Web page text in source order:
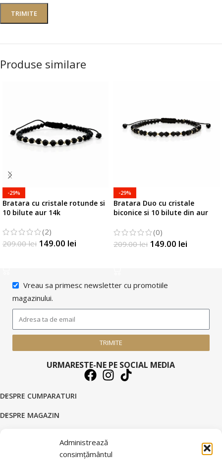
Administrează
consimțământul
Produse similare
-29%
Bratara cu cristale rotunde si
10 bilute aur 14k
(2)
209.00lei 149.00 lei
-29%
Bratara Duo cu cristale
biconice si 10 bilute din aur
(0)
209.00lei 149.00 lei
Vreau sa primesc newsletter cu promotiile
magazinului.
TRIMITE
URMARESTE-NE PE SOCIAL MEDIA
DESPRE CUMPARATURI
DESPRE MAGAZIN